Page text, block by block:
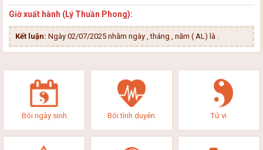
Giờ xuất hành (Lý Thuần Phong):
Kết luận: Ngày 02/07/2025 nhằm ngày , tháng , năm ( AL) là .
Bói ngày sinh Bói tình duyên Tử vi